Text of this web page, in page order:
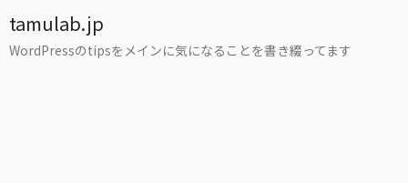
tamulab.jp
WordPressのtipsをメインに気になることを書き綴ってます